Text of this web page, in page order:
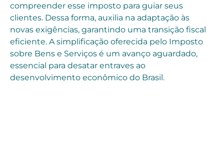
compreender esse imposto para guiar seus
clientes. Dessa forma, auxilia na adaptação às
novas exigências, garantindo uma transição fiscal
eficiente. A simplificação oferecida pelo Imposto
sobre Bens e Serviços é um avanço aguardado,
essencial para desatar entraves ao
desenvolvimento econômico do Brasil.